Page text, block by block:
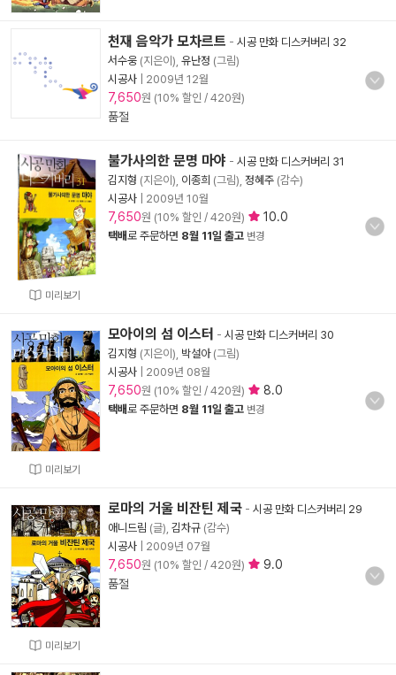
천재 음악가 모차르트 - 시공 만화 디스커버리 32
서수웅 (지은이), 유난정 (그림)
시공사
2009년 12월
7,650원 (10% 할인 / 420원)
품절
미리보기
불가사의한 문명 마야 - 시공 만화 디스커버리 31
김지형 (지은이), 이종희 (그림), 정혜주 (감수)
시공사
2009년 10월
7,650원 (10% 할인 / 420원) 10.0
택배로 주문하면 8월 11일 출고 변경
미리보기
모아이의 섬 이스터 - 시공 만화 디스커버리 30
김지형 (지은이), 박설아(그림)
시공사
2009년 08월
7,650원 (10% 할인 / 420원) 8.0
택배로 주문하면 8월 11일 출고 변경
미리보기
로마의 거울 비잔틴 제국 - 시공 만화 디스커버리 29
애니드림 (글), 김차규 (감수)
시공사
2009년 07월
7,650원 (10% 할인 / 420원)
9.0
품절